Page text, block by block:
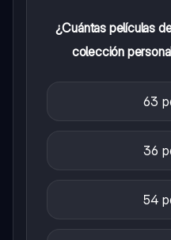
¿Cuántas películas
colección
63
36
54